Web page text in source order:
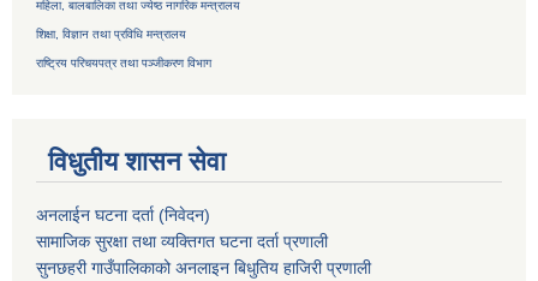
महिला, बालबालिका तथा ज्येष्ठ नागरिक मन्त्रालय
शिक्षा, विज्ञान तथा प्रविधि मन्त्रालय
राष्ट्रिय परिचयपत्र तथापञ्जीकरण विभाग
विधुतीय शासन सेवा
अनलाईन घटना दर्ता (निवेदन)
सामाजिक सुरक्षा तथा व्यक्तिगत घटना दर्ताप्रणाली
सुनछहरी गाउँपालिकाको अनलाइन बिधुतिय हाजिरी प्रणाली